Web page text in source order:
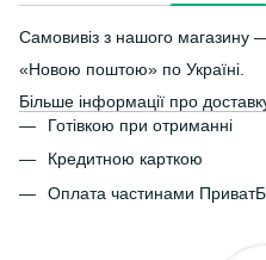
Самовивіз з нашого магазину
«Новою поштою» по Україні.
Більше інформації про
Готівкою при отриманні
Кредитною карткою
Оплата частинами